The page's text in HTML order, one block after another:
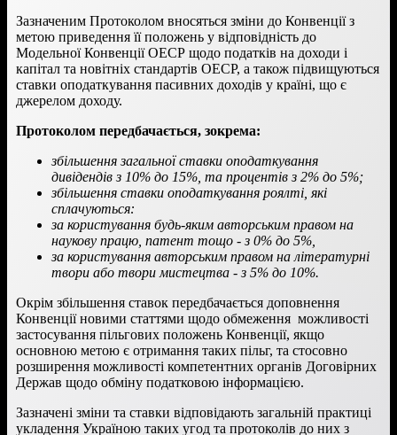
Зазначеним Протоколом вносяться зміни до Конвенції з
метою приведення її положень у відповідність до
Модельної Конвенції ОЕСР щодо податків на доходи і
капітал та новітніх стандартів ОЕСР, а також підвищуються
ставки оподаткування пасивних доходів у країні, що є
джерелом доходу.
Протоколом передбачається, зокрема:
збільшення загальної ставки оподаткування
дивідендів з 10% до 15%, та процентів з 2% до 5%;
збільшення ставки оподаткування роялті, які
сплачуються:
за користування будь-яким авторським правом на
наукову працю, патент тощо - з 0% до 5%,
за користування авторським правом на літературні
твори або твори мистецтва - з 5% до 10%.
Окрім збільшення ставок передбачається доповнення
Конвенції новими статтями щодо обмеження можливості
застосування пільгових положень Конвенції, якщо
основною метою є отримання таких пільг, та стосовно
розширення можливості компетентних органів Договірних
Держав щодо обміну податковою інформацією.
Зазначені зміни та ставки відповідають загальній практиці
укладення Україною таких угод та протоколів до них з